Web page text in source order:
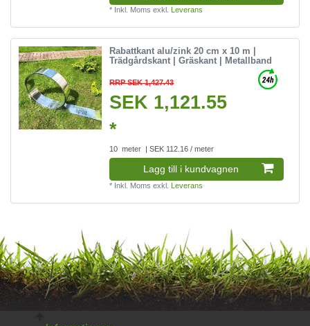
* Inkl. Moms exkl. Leverans
Rabattkant alu/zink 20 cm x 10 m |
Trädgårdskant | Gräskant | Metallband
RRP SEK 1,427.43
SEK 1,121.55
*
10 meter | SEK 112.16 / meter
Lagg till i kundvagnen
* Inkl. Moms exkl. Leverans